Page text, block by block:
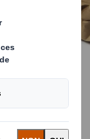
une expérience